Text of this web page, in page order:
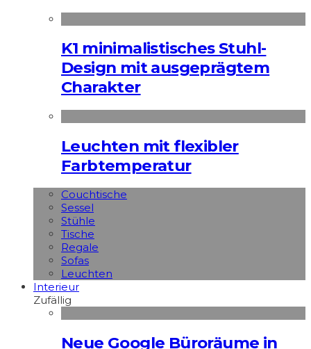
K1 minimalistisches Stuhl-
Design mit ausgeprägtem
Charakter
Leuchten mit flexibler
Farbtemperatur
Couchtische
Sessel
Stühle
Tische
Regale
Sofas
Leuchten
Interieur
Zufällig
Neue Google Büroräume in